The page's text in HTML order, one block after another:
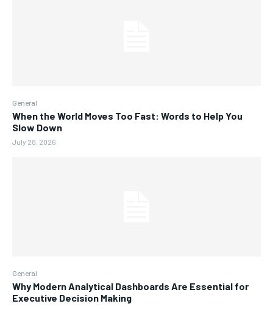
General
When the World Moves Too Fast: Words to Help You
Slow Down
July 28, 2026
General
Why Modern Analytical Dashboards Are Essential for
Executive Decision Making